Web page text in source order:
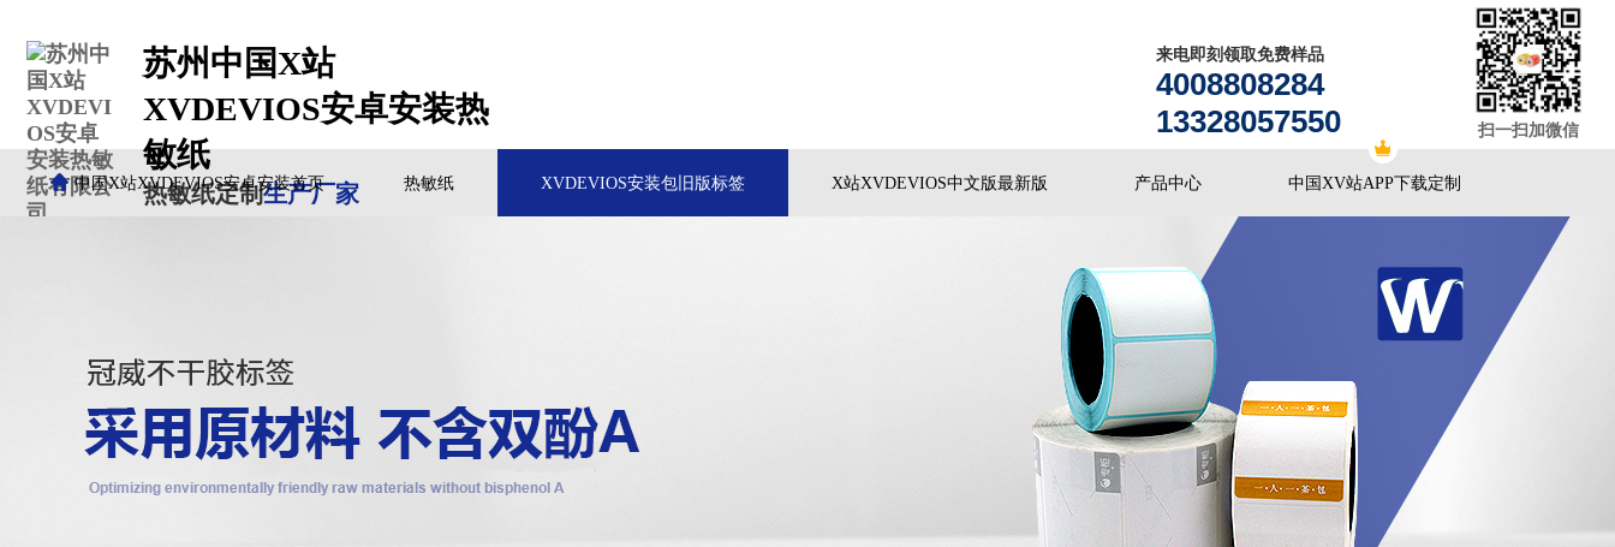
苏州中国X站
XVDEVIOS安卓安装热
敏纸
热敏纸定制生产厂家
扫一扫加微信
来电即刻领取免费样品
4008808284
13328057550
中国X站XVDEVIOS安卓安装首页 热敏纸 XVDEVIOS安装包旧版标签 X站XVDEVIOS中文版最新版 产品中心 中国XV站APP下载定制